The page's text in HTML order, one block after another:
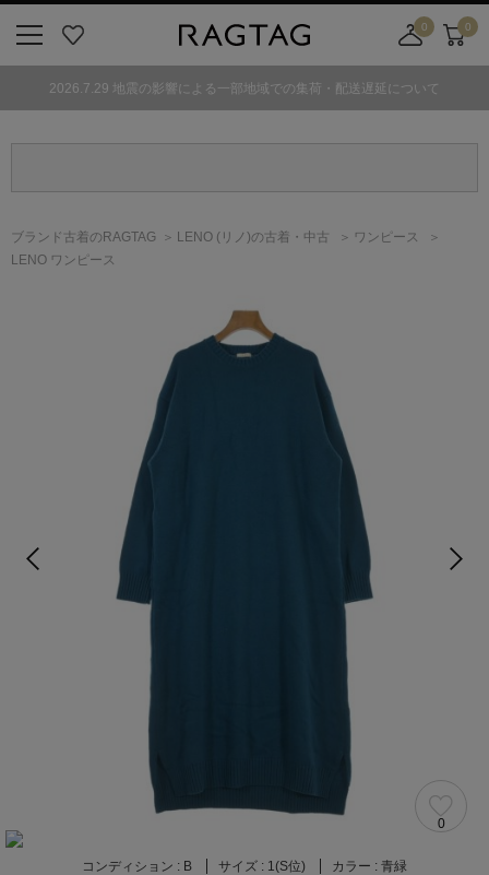
気
0
舗
カ
ト
0
2026.7.29 地震の影響による一部地域での集荷・配送遅延について
ブランド古着のRAGTAG LENO (リノ)の古着・中古
ワンピース
LENO ワンピース
0
コンディション : B サイズ : 1(S位) カラー : 青緑